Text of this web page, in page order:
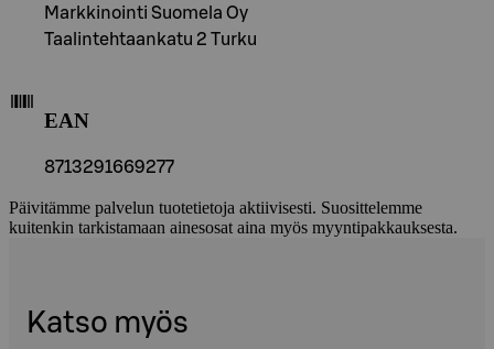
Markkinointi Suomela Oy
Taalintehtaankatu 2 Turku
EAN
8713291669277
Päivitämme palvelun tuotetietoja aktiivisesti. Suosittelemme
kuitenkin tarkistamaan ainesosat aina myös myyntipakkauksesta.
Katso myös